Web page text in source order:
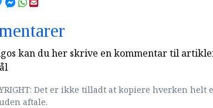
kan du her skrive en kommentar til
Det er ikke tilladt at kopiere hverken
aftale.